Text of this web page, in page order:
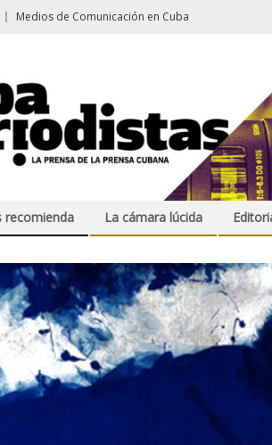
Medios de Comunicación en Cuba
recomienda La cámara lúcida